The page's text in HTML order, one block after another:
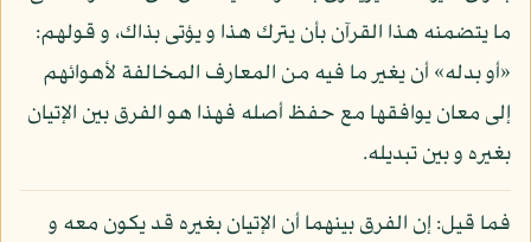
ما يتضمنه هذا القرآن بأن يترك هذا و يؤتى بذاك، و قولهم:
«أو بدله» أن يغير ما فيه من المعارف المخالفة لأهوائهم
إلى معان يوافقها مع حفظ أصله فهذا هو الفرق بين الإتيان
بغيره و بين تبديله.
فما قيل: إن الفرق بينهما أن الإتيان بغيره قد يكون معه و